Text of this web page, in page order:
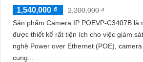
1,540,000 ₫
2,200,000 ₫
Sản phẩm Camera IP POEVP-C3407B là
được thiết kế rất tiện ích cho việc giám sát an
nghệ Power over Ethernet (POE),
cung...